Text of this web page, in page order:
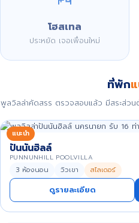
โฮสเทล
ประหยัด เจอเพื่อนใหม่
ที่พัก
พูลวิลล่าคัดสรร ตรวจสอบแล้ว มีสระส่ว
แนะนำ
ปันนันฮิลล์
PUNNUNHILL POOLVILLA
3 ห้องนอน วิวเขา สไลเดอร์
ดูรายละเอียด